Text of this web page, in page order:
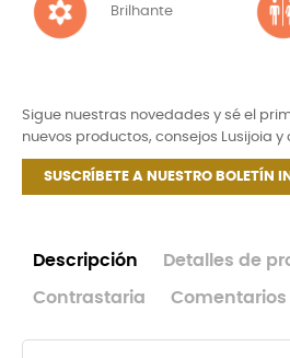
Brilhante
Sigue nuestras novedades y sé el
nuevos productos, consejos Lusijoia
SUSCRÍBETE A NUESTRO BOLETÍN
Descripción Detalles de
Contrastaria Comentarios